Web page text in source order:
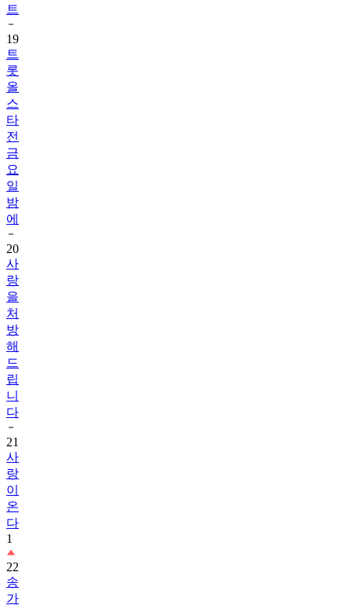
트
19
트
롯
올
스
타
전
금
요
일
밤
에
20
사
랑
을
처
방
해
드
립
니
다
21
사
랑
이
온
다
1
22
송
가